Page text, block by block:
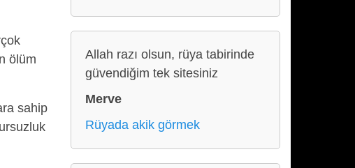
ölüm
sahip
Allah razı olsun, rüya tabirinde
güvendiğim tek sitesiniz
Merve
Rüyada akik görmek